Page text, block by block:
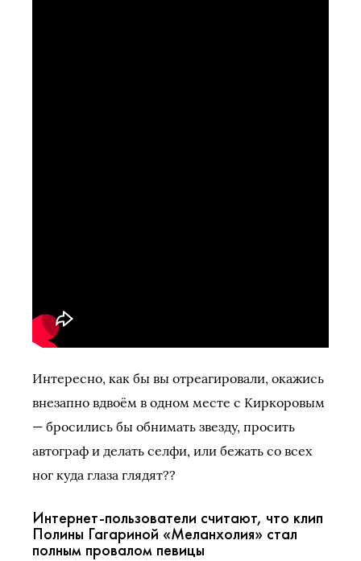
Интересно, как бы вы отреагировали, окажись
внезапно вдвоём в одном месте с Киркоровым
— бросились бы обнимать звезду, просить
автограф и делать селфи, или бежать со всех
ног куда глаза глядят??
Интернет-пользователи считают, что клип
Полины Гагариной «Меланхолия» стал
полным провалом певицы